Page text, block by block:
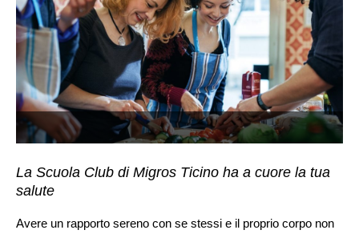
La Scuola Club di Migros Ticino ha a cuore la tua
salute
Avere un rapporto sereno con se stessi e il proprio corpo non